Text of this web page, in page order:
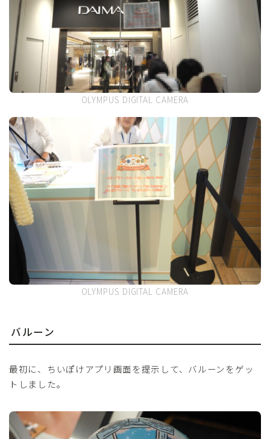
OLYMPUS DIGITAL CAMERA
OLYMPUS DIGITAL CAMERA
バルーン
最初に、ちいぽけアプリ画面を提示して、バルーンをゲッ
トしました。